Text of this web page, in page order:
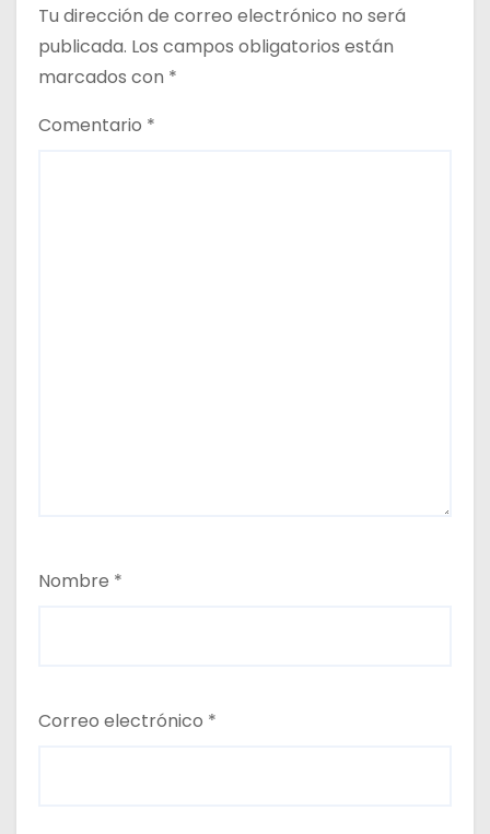
a
d
a
Tu dirección de correo electrónico no será
publicada. Los campos obligatorios están
marcados con *
Comentario *
Nombre *
Correo electrónico *